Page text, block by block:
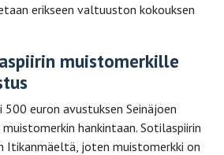
erikseen valtuuston kokouksen
muistomerkille
euron avustuksen Seinäjoen
hankintaan. Sotilaspiirin
Itikanmäeltä, joten muistomerkki on